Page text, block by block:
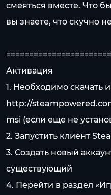
смеяться вместе. Что
вы знаете, что скучно
Активация
1. Необходимо скачать
http://
msi (если еще не
2. Запустить клиент
3. Создать новый
существующий
4. Перейти в раздел